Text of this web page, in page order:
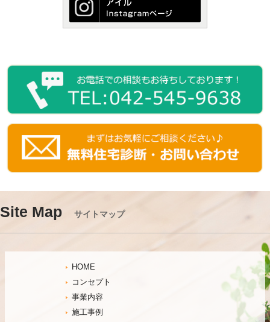
Site Map サイトマップ
HOME
コンセプト
事業内容
施工事例